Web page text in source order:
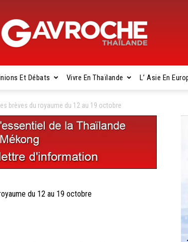
Gavroche
Et Débats Vivre En Thaïlande L’ Asie En
brèves du royaume du 12 au 19 octobre
du 12 au 19 octobre